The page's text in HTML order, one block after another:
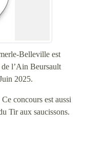
Belleville est
l’Ain Beursault
2025.
concours est aussi
Tir aux saucissons.